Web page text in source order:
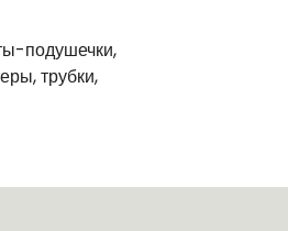
подушечки,
трубки,